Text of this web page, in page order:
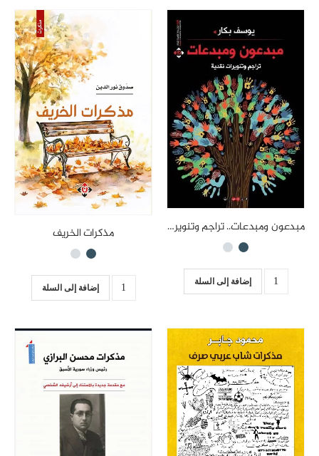
مبدعون ومبدعات.. تراجم وتنويرات نقدية
إضافة إلى السلة
مذكرات الخريف
إضافة إلى السلة